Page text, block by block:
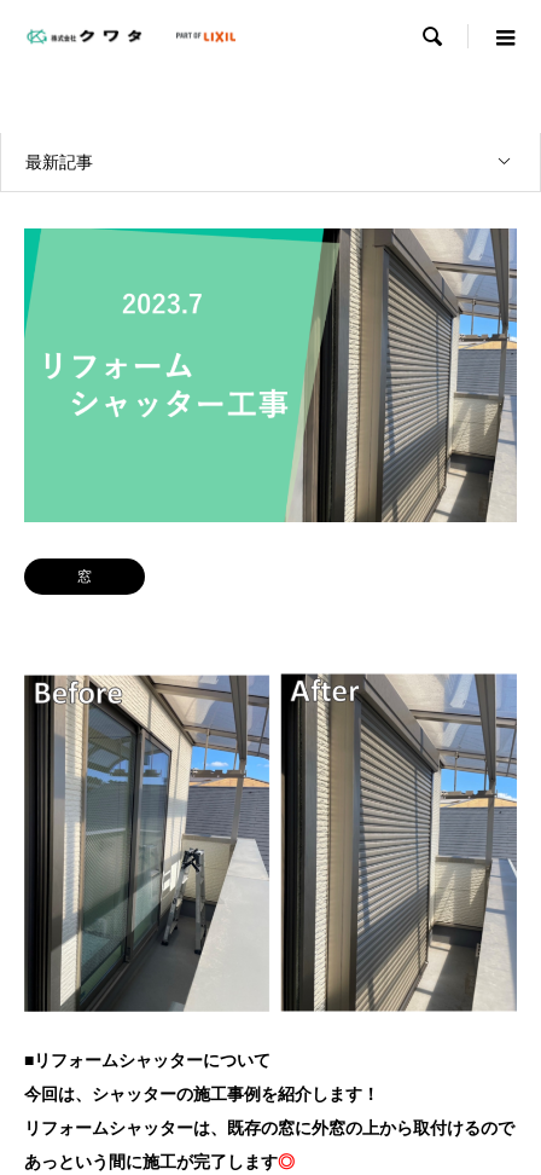

最新記事
窓
■リフォームシャッターについて
今回は、 シャッターの施工事例を紹介します！
リフォームシャッターは、既存の窓に外窓の上から取付けるので
あっという間に施工が完了します◎